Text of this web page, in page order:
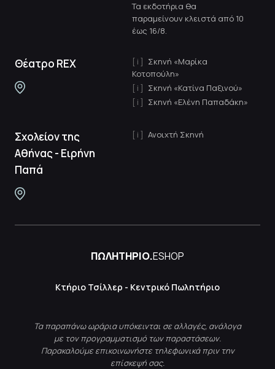
Τα εκδοτήρια θα
παραμείνουν κλειστά από 10
έως 16/8.
Θέατρο REX
Σκηνή «Μαρίκα
Κοτοπούλη»
Σκηνή «Κατίνα Παξινού»
Σκηνή «Ελένη Παπαδάκη»
Σχολείον της
Αθήνας - Ειρήνη
Παπά
Ανοιχτή Σκηνή
ΠΩΛΗΤΗΡΙΟ.ESHOP
Κτήριο Τσίλλερ - Κεντρικό Πωλητήριο
Τα παραπάνω ωράρια υπόκεινται σε αλλαγές, ανάλογα
με τον προγραμματισμό των παραστάσεων.
Παρακαλούμε επικοινωνήστε τηλεφωνικά πριν την
επίσκεψή σας.